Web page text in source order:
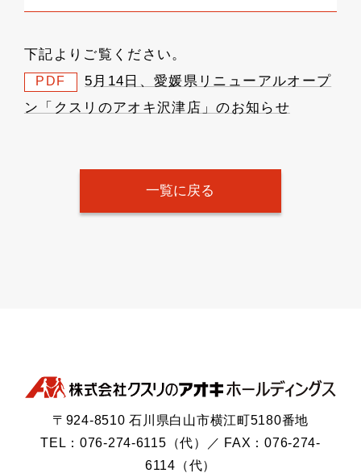
下記よりご覧ください。
PDF
5月14日、愛媛県リニューアルオープ
ン「クスリのアオキ沢津店」のお知らせ
一覧に戻る
〒924-8510 石川県白山市横江町5180番地
TEL：076-274-6115（代）／ FAX：076-274-
6114（代）